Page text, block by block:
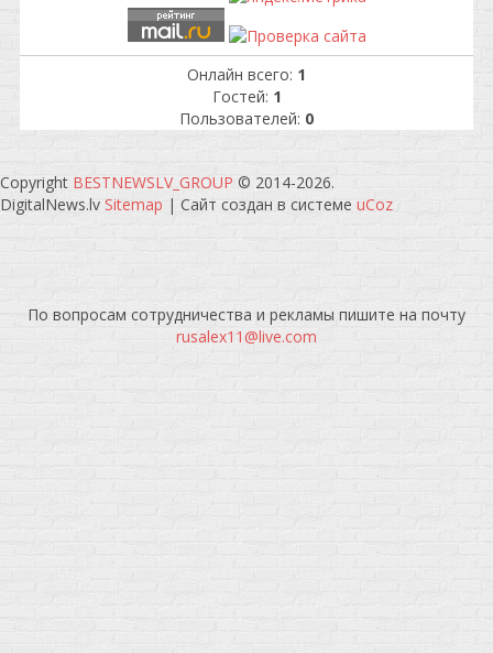
Онлайн всего: 1
Гостей: 1
Пользователей: 0
Copyright BESTNEWSLV_GROUP © 2014-2026.
DigitalNews.lv Sitemap | Сайт создан в системе uCoz
По вопросам сотрудничества и рекламы пишите на почту
rusalex11@live.com